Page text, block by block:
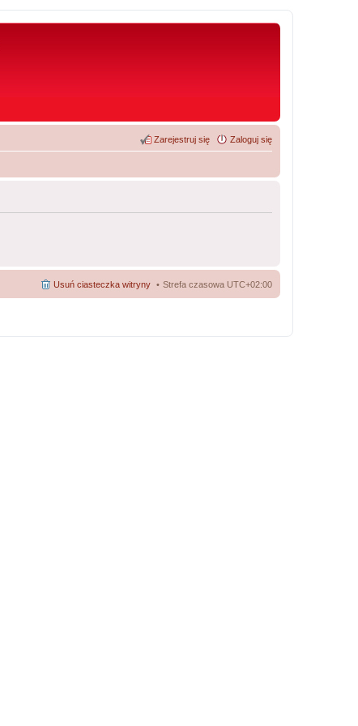
Zaloguj się
Zarejestruj się
Strefa czasowa UTC+02:00
Usuń ciasteczka witryny